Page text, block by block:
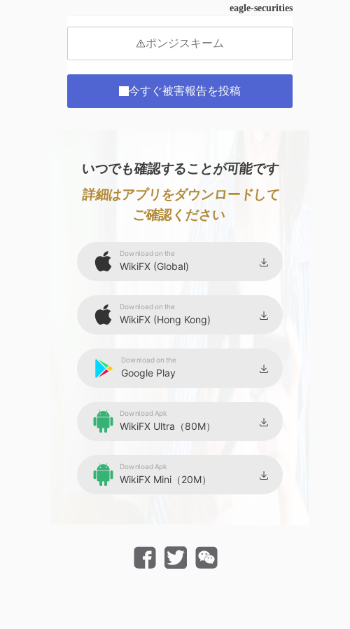
eagle-securities
ポンジスキーム
今すぐ被害報告を投稿
いつでも確認することが可能です
詳細はアプリをダウンロードして
ご確認ください
Download on the
WikiFX (Global)
Download on the
WikiFX (Hong Kong)
Download on the
Google Play
Download Apk
WikiFX Ultra（80M）
Download Apk
WikiFX Mini（20M）